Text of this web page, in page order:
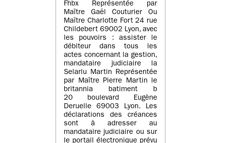
Fhbx Représentée par
Maître Gaël Couturier Ou
Maître Charlotte Fort 24 rue
Childebert 69002 Lyon, avec
les pouvoirs : assister le
débiteur dans tous les
actes concernant la gestion,
mandataire judiciaire la
Selarlu Martin Représentée
par Maître Pierre Martin le
britannia batiment b
20 boulevard Eugène
Deruelle 69003 Lyon. Les
déclarations des créances
sont à adresser au
mandataire judiciaire ou sur
le portail électronique prévu